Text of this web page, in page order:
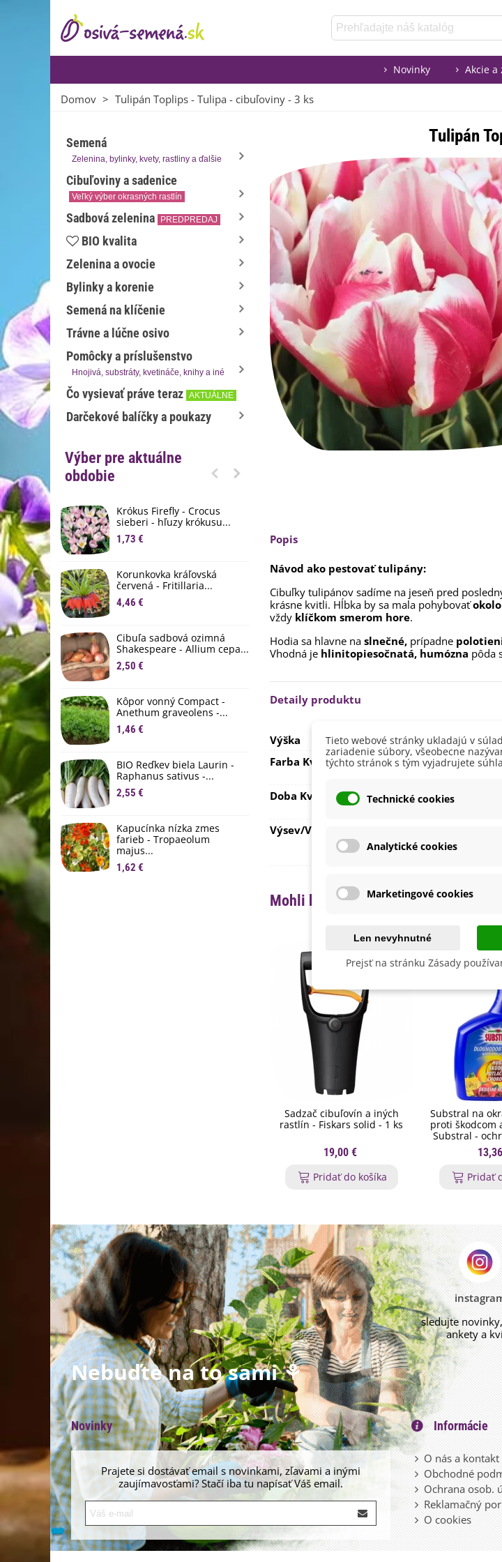
Novinky Akcie a
Domov > Tulipán Toplips - Tulipa - cibuľoviny - 3 ks
Semená
Zelenina, bylinky, kvety, rastliny a ďalšie
Cibuľoviny a sadenice
Veľký výber okrasných rastlín
Sadbová zelenina PREDPREDAJ
BIO kvalita
Zelenina a ovocie
Bylinky a korenie
Semená na klíčenie
Trávne a lúčne osivo
Pomôcky a príslušenstvo
Hnojivá, substráty, kvetináče, knihy a iné
Čo vysievať práve teraz AKTUÁLNE
Darčekové balíčky a poukazy
Výber pre aktuálne
obdobie
Krókus Firefly - Crocus
sieberi - hľuzy krókusu...
1,73 €
Korunkovka kráľovská
červená - Fritillaria...
4,46 €
Cibuľa sadbová ozimná
Shakespeare - Allium cepa...
2,50 €
Kôpor vonný Compact -
Anethum graveolens -...
1,46 €
BIO Reďkev biela Laurin -
Raphanus sativus -...
2,55 €
Kapucínka nízka zmes
farieb - Tropaeolum
majus...
1,62 €
Kuchynské bylinky na malú
plochu - výsevný disk...
3,80 €
Mrkva neskorá Cidera -
1,53 €
cibuľoviny - 1 ks
2,69 € 3,85 €
Begonia superba -...
2,69 € 3,85 € -30%
Blahovičník - Eukalyptus...
Tulipán
Popis
Návod ako pestovať tulipány:
Cibuľky tulipánov sadíme na jeseň pred
krásne kvitli. Hĺbka by sa mala pohybovaťokolo
vždy klíčkom smerom hore.
Hodia sa hlavne na slnečné, prípadne
Vhodná je hlinitopiesočnatá, humózna pôda
Detaily produktu
Výška
20 - 40 cm
Farba Kvetu
Biela
Doba Kvitnutia
Apríl
Výsev/výsadba
Október
Mohli byste ešte potrebovať
Sadzač cibuľovín a iných
rastlín - Fiskars solid - 1 ks
19,00 €
Pridať do košíka
Substral na
proti škodcom
Substral -
800
Pridať
Nebuďte na to sami ⚘
sledujte
ankety a
Novinky
Prajete si dostávať email s novinkami, zľavami a inými
zaujímavosťami? Stačí iba tu napísať Váš email.
Informácie
O nás a kontakt
Obchodné
Ochrana osob.
Reklamačný
O cookies
Tieto webové stránky ukladajú v
zariadenie súbory, všeobecne
týchto stránok s tým vyjadrujete
Technické cookies
Analytické cookies
Marketingové cookies
Len nevyhnutné
Prejsť na stránku Zásady